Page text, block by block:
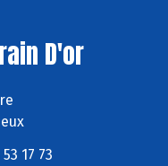
D'or
17 73